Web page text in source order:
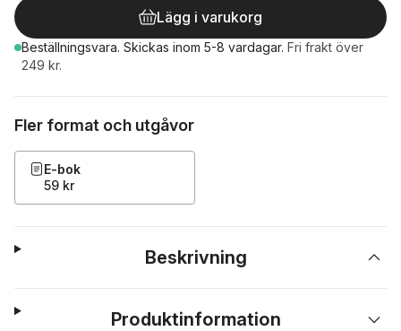
Lägg i varukorg
Beställningsvara. Skickas inom 5-8 vardagar. Fri frakt över
249 kr.
Fler format och utgåvor
E-bok
59 kr
Beskrivning
Produktinformation